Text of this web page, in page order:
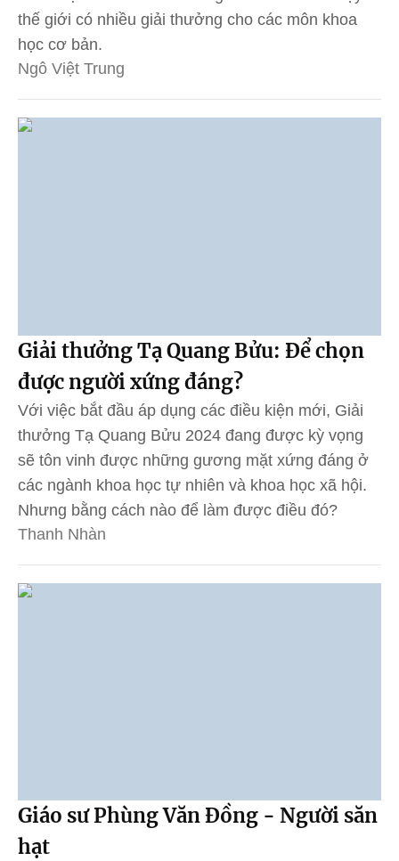
thế giới có nhiều giải thưởng cho các môn khoa
học cơ bản.
Ngô Việt Trung
Giải thưởng Tạ Quang Bửu: Để chọn
được người xứng đáng?
Với việc bắt đầu áp dụng các điều kiện mới, Giải
thưởng Tạ Quang Bửu 2024 đang được kỳ vọng
sẽ tôn vinh được những gương mặt xứng đáng ở
các ngành khoa học tự nhiên và khoa học xã hội.
Nhưng bằng cách nào để làm được điều đó?
Thanh Nhàn
Giáo sư Phùng Văn Đồng - Người săn
hạt